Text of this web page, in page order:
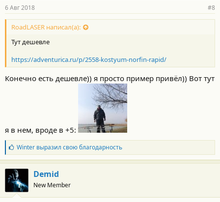
6 Авг 2018 #8
RoadLASER написал(а):
Тут дешевле
https://adventurica.ru/p/2558-kostyum-norfin-rapid/
Конечно есть дешевле)) я просто пример привёл)) Вот тут
я в нем, вроде в +5:
Б
л
а
г
о
д
а
Winterвыразил свою благодарность
Demid
New Member